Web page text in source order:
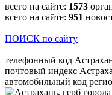
всего на сайте: 1573
всего на сайте: 951
ПОИСК по сайту
телефонный код
почтовый индекс
автомобильный код